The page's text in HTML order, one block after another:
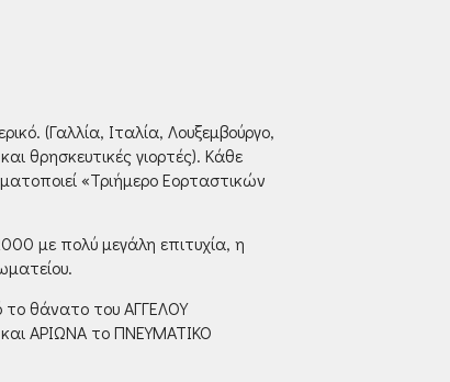
(Γαλλία, Ιταλία, Λουξεμβούργο,
θρησκευτικές γιορτές). Κάθε
«Τριήμερο Εορταστικών
με πολύ μεγάλη επιτυχία, η
το θάνατο του ΑΓΓΕΛΟΥ
ΑΡΙΩΝΑ το ΠΝΕΥΜΑΤΙΚΟ